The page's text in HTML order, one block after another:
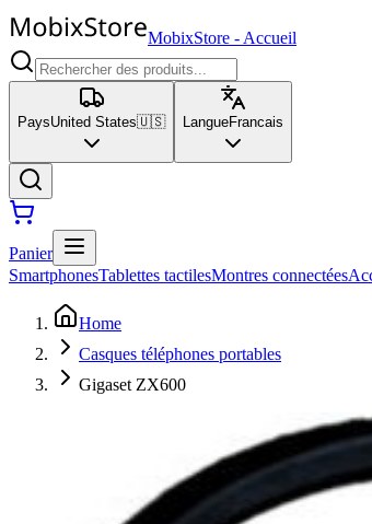
MobixStore - Accueil
PaysUnited States🇺🇸 LangueFrancais
Panier
SmartphonesTablettes tactilesMontres connectées
Home
Casques téléphones portables
Gigaset ZX600